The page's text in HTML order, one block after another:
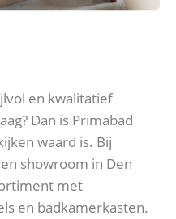
en kwalitatief
Dan is Primabad
waard is. Bij
showroom in Den
met
en badkamerkasten.